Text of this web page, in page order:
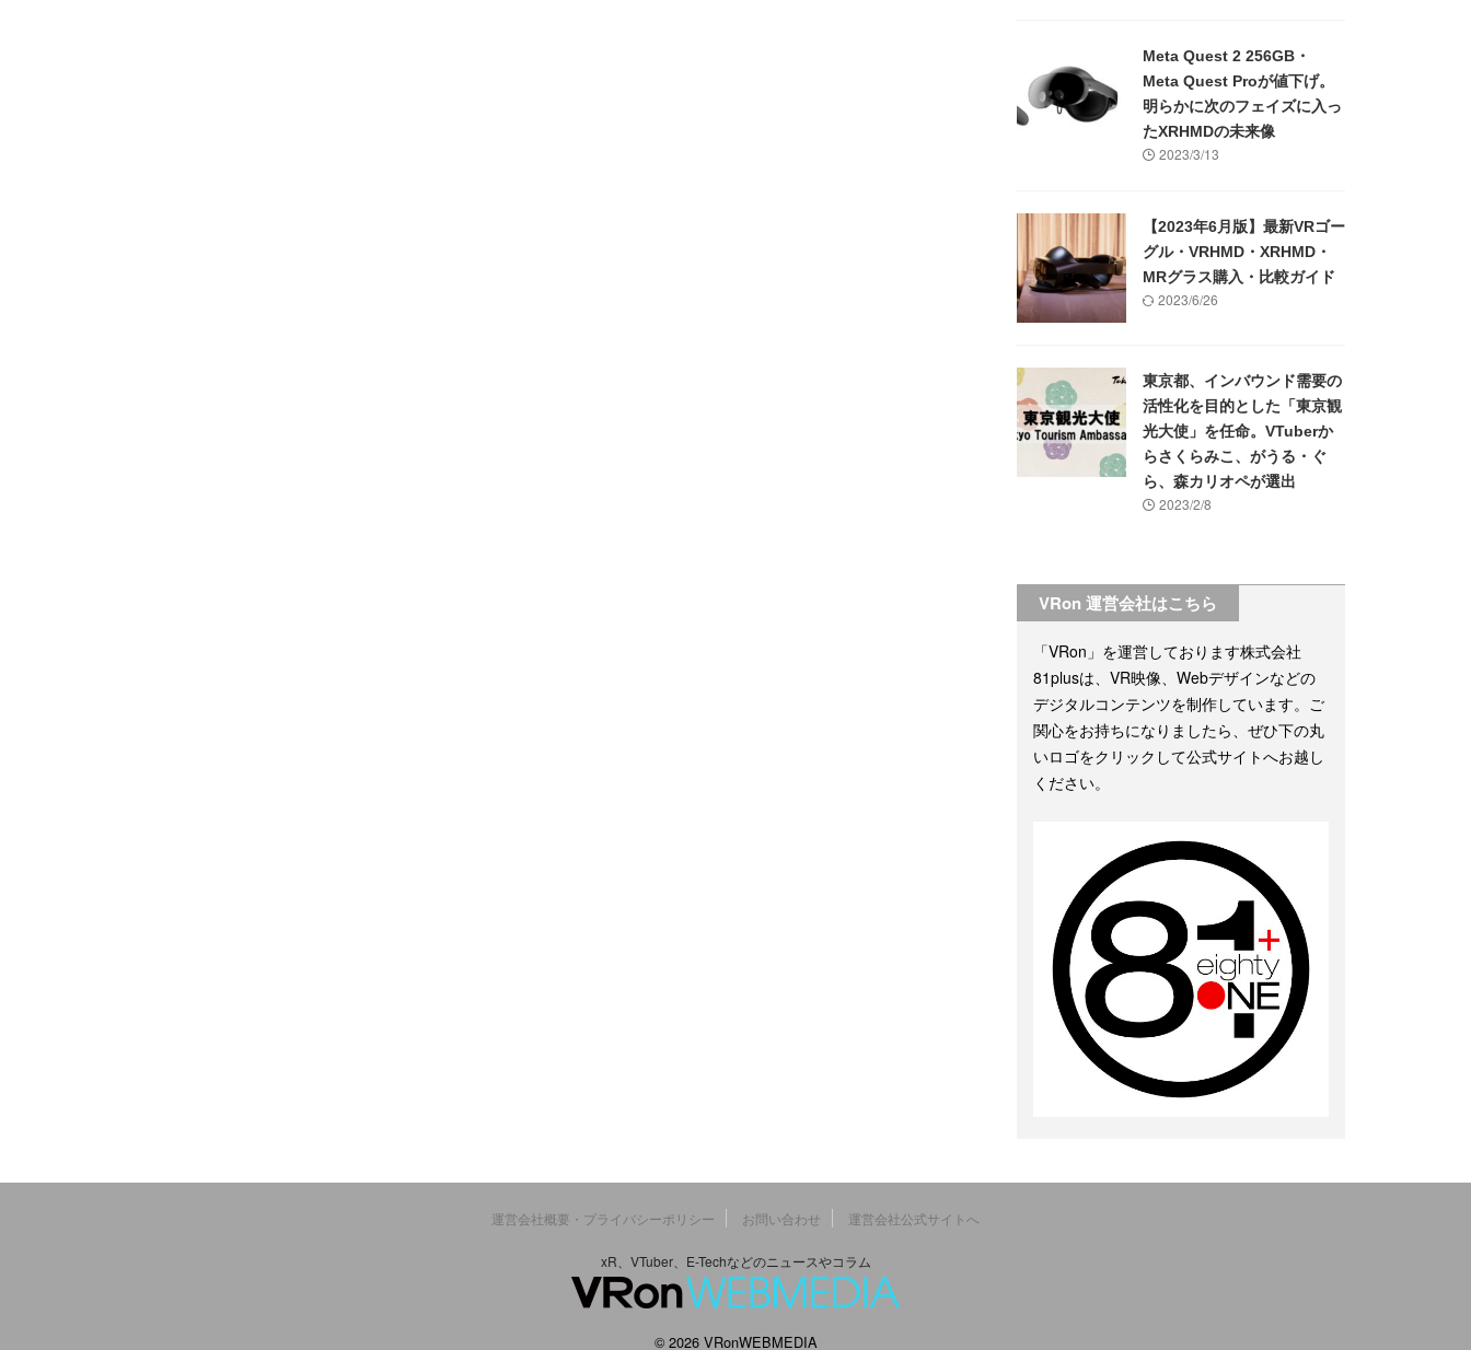
Meta Quest 2 256GB・
Meta Quest Proが値下げ。
明らかに次のフェイズに入っ
たXRHMDの未来像
2023/3/13
【2023年6月版】最新VRゴー
グル・VRHMD・XRHMD・
MRグラス購入・比較ガイド
2023/6/26
東京都、インバウンド需要の
活性化を目的とした「東京観
光大使」を任命。VTuberか
らさくらみこ、がうる・ぐ
ら、森カリオペが選出
2023/2/8
VRon 運営会社はこちら
「VRon」を運営しております株式会社
81plusは、VR映像、Webデザインなどの
デジタルコンテンツを制作しています。ご
関心をお持ちになりましたら、ぜひ下の丸
いロゴをクリックして公式サイトへお越し
ください。
運営会社概要・プライバシーポリシー お問い合わせ 運営会社公式サイトへ
xR、VTuber、E-Techなどのニュースやコラム
© 2026 VRonWEBMEDIA